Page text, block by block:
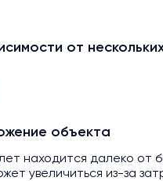
от
объекта
находится далеко от
увеличиться из-за